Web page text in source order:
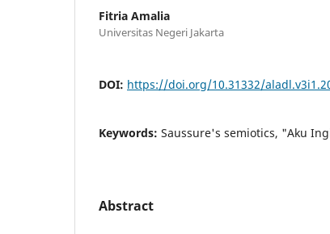
Fitria Amalia
Universitas Negeri Jakarta
DOI: https://doi.org/10.31332/
Keywords: Saussure's semiotics, "Aku
Abstract